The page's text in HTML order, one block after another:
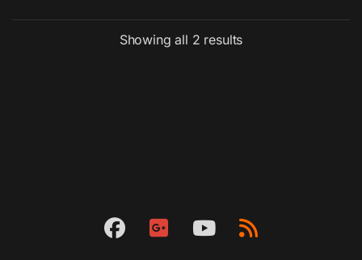
Showing all 2 results